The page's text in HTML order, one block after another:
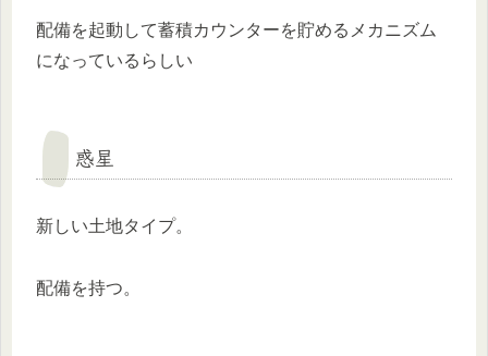
配備を起動して蓄積カウンターを貯めるメカニズム
になっているらしい
惑星
新しい土地タイプ。
配備を持つ。